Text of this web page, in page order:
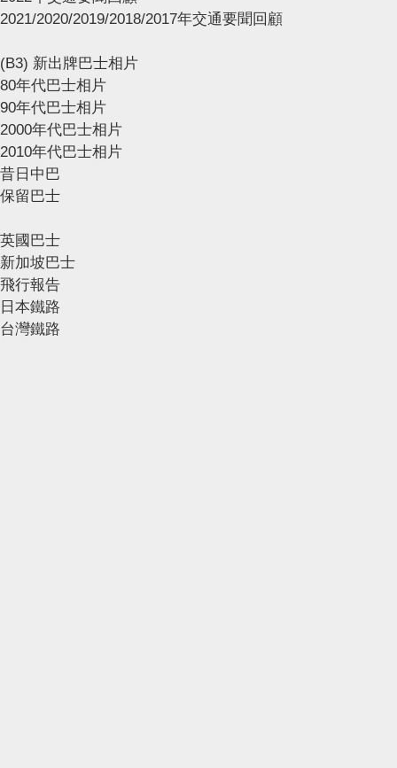
2021/2020/2019/2018/2017年交通要聞回顧
(B3) 新出牌巴士相片
80年代巴士相片
90年代巴士相片
2000年代巴士相片
2010年代巴士相片
昔日中巴
保留巴士
英國巴士
新加坡巴士
飛行報告
日本鐵路
台灣鐵路